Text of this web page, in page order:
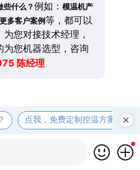
些什么？例如： 模温机产
更多客户案例等，都可以
您对接技术经理，
为您机器选型，咨询
陈经理
点我，免费定制控温方案